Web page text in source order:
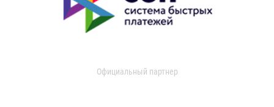
Официальный партнер